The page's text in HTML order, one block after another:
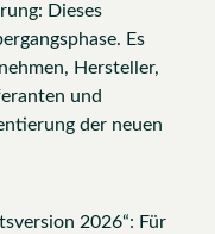
Dieses
Es
Hersteller,
und
der neuen
2026“: Für